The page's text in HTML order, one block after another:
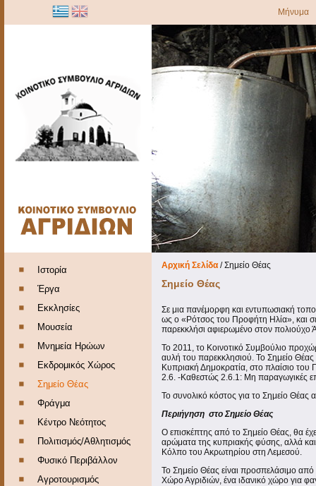
Μήνυμα
Ιστορία
Έργα
Εκκλησίες
Μουσεία
Μνημεία Ηρώων
Εκδρομικός Χώρος
Σημείο Θέας
Φράγμα
Κέντρο Νεότητος
Πολιτισμός/Αθλητισμός
Φυσικό Περιβάλλον
Αγροτουρισμός
Αρχική Σελίδα /Σημείο Θέας
Σημείο Θέας
Σε μια πανέμορφη και εντυπωσιακή
ως ο «Ρότσος του Προφήτη Ηλία», και
παρεκκλήσι αφιερωμένο στον πολιούχο
Το 2011, το Κοινοτικό Συμβούλιο
αυλή του παρεκκλησιού. Το Σημείο
Κυπριακή Δημοκρατία, στο πλαίσιο
2.6. -Καθεστώς 2.6.1: Μη παραγωγικές
Το συνολικό κόστος για το Σημείο
Περιήγηση στο Σημείο Θέας
Ο επισκέπτης από το Σημείο Θέας, θα
αρώματα της κυπριακής φύσης, αλλά και
Κόλπο του Ακρωτηρίου στη Λεμεσού.
Το Σημείο Θέας είναι προσπελάσιμο από
Χώρο Αγριδιών, ένα ιδανικό χώρο για